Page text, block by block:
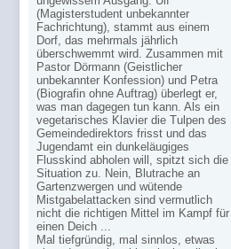
(Magisterstudent unbekannter
Fachrichtung), stammt aus einem
Dorf, das mehrmals jährlich
überschwemmt wird. Zusammen mit
Pastor Dörmann (Geistlicher
unbekannter Konfession) und Petra
(Biografin ohne Auftrag) überlegt er,
was man dagegen tun kann. Als ein
vegetarisches Klavier die Tulpen des
Gemeindedirektors frisst und das
Jugendamt ein dunkeläugiges
Flusskind abholen will, spitzt sich die
Situation zu. Nein, Blutrache an
Gartenzwergen und wütende
Mistgabelattacken sind vermutlich
nicht die richtigen Mittel im Kampf für
einen Deich ...
Mal tiefgründig, mal sinnlos, etwas